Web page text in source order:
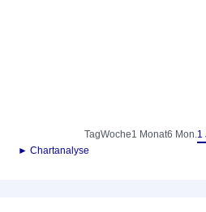
TagWoche1 Monat6 Mon.1
► Chartanalyse